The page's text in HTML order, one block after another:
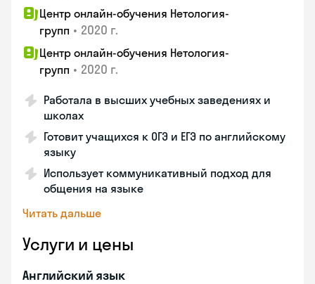
Центр онлайн-обучения Нетология-
групп • 2020 г.
Центр онлайн-обучения Нетология-
групп • 2020 г.
Работала в высших учебных заведениях и
школах
Готовит учащихся к ОГЭ и ЕГЭ по английскому
языку
Использует коммуникативный подход для
общения на языке
Читать дальше
Услуги и цены
Английский язык